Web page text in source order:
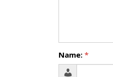
Name: *